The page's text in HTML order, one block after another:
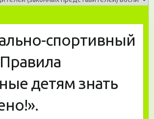
спортивный
детям знать